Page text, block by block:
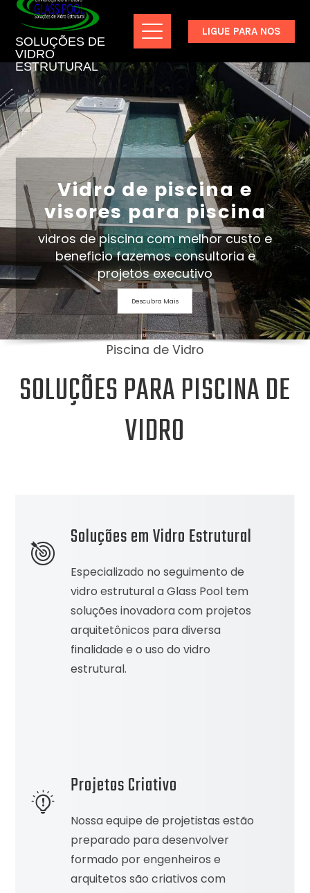
SOLUÇÕES DE
VIDRO
ESTRUTURAL
LIGUE PARA NOS
Vidros estruturais e
fachadas Spider
Glass
Somos especialista em fachadas de
vidros estruturais, pele de vidro,
esquadrias, coberturas, pisos de
vidros elevados em geral
Piscina de Vidro
SOLUÇÕES PARA PISCINA DE
VIDRO
Soluções em Vidro Estrutural
Especializado no seguimento de
vidro estrutural a Glass Pool tem
soluções inovadora com projetos
arquitetônicos para diversa
finalidade e o uso do vidro
estrutural.
Projetos Criativo
Nossa equipe de projetistas estão
preparado para desenvolver
formado por engenheiros e
arquitetos são criativos com